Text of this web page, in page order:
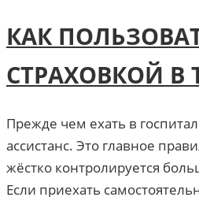
КАК
СТРАХОВКОЙ В
Прежде чем ехать в
ассистанс. Это главное
жёстко контролируется
Если приехать